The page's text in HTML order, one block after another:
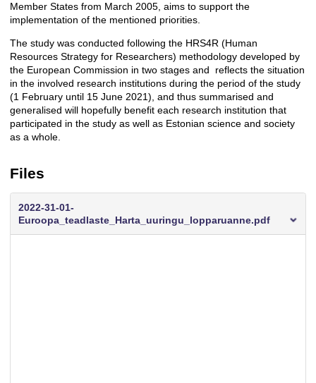
Member States from March 2005, aims to support the
implementation of the mentioned priorities.
The study was conducted following the HRS4R (Human
Resources Strategy for Researchers) methodology developed by
the European Commission in two stages and reflects the situation
in the involved research institutions during the period of the study
(1 February until 15 June 2021), and thus summarised and
generalised will hopefully benefit each research institution that
participated in the study as well as Estonian science and society
as a whole.
Files
2022-31-01-
Euroopa_teadlaste_Harta_uuringu_lopparuanne.pdf